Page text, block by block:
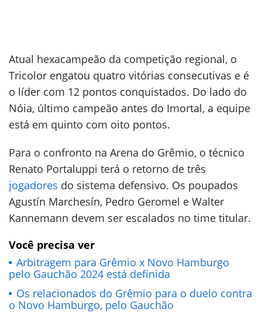
Atual hexacampeão da competição regional, o
Tricolor engatou quatro vitórias consecutivas e é
o líder com 12 pontos conquistados. Do lado do
Nóia, último campeão antes do Imortal, a equipe
está em quinto com oito pontos.
Para o confronto na Arena do Grêmio, o técnico
Renato Portaluppi terá o retorno de três
jogadores do sistema defensivo. Os poupados
Agustín Marchesín, Pedro Geromel e Walter
Kannemann devem ser escalados no time titular.
Você precisa ver
Arbitragem para Grêmio x Novo Hamburgo
pelo Gauchão 2024 está definida
Os relacionados do Grêmio para o duelo contra
o Novo Hamburgo, pelo Gauchão